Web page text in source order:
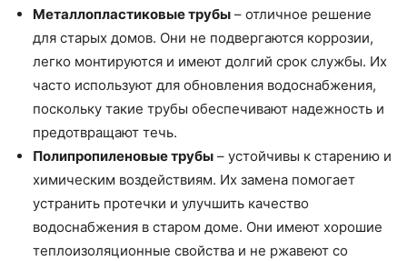
Металлопластиковые трубы – отличное решение
для старых домов. Они не подвергаются коррозии,
легко монтируются и имеют долгий срок службы. Их
часто используют для обновления водоснабжения,
поскольку такие трубы обеспечивают надежность и
предотвращают течь.
Полипропиленовые трубы – устойчивы к старению и
химическим воздействиям. Их замена помогает
устранить протечки и улучшить качество
водоснабжения в старом доме. Они имеют хорошие
теплоизоляционные свойства и не ржавеют со